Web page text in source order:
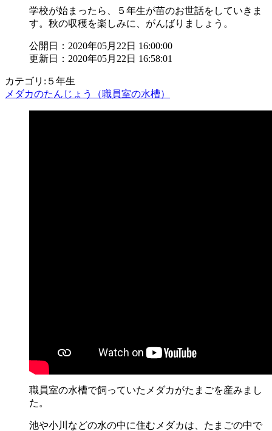
学校が始まったら、５年生が苗のお世話をしていきま
す。秋の収穫を楽しみに、がんばりましょう。
公開日：2020年05月22日 16:00:00
更新日：2020年05月22日 16:58:01
カテゴリ:５年生
メダカのたんじょう（職員室の水槽）
職員室の水槽で飼っていたメダカがたまごを産みまし
た。
池や小川などの水の中に住むメダカは、たまごの中で